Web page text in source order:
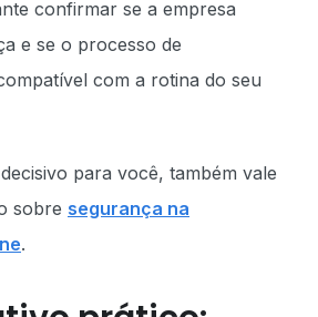
confirmar se a empresa
e se o processo de
com a rotina do seu
para você, também vale
sobre segurança na
.